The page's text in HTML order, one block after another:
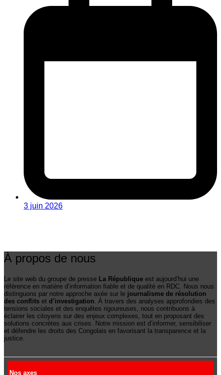
3 juin 2026
À propos de nous
Le site web du groupe de presse La République est aujourd’hui une
référence en matière d’information fiable et de qualité en RDC. Nous nous
distinguons par notre approche axée sur le journalisme de résolution
des conflits et d’investigation . À travers des analyses approfondies des
tensions sociales et des enquêtes rigoureuses, nous contribuons à
éclairer les citoyens sur des enjeux complexes, tout en proposant des
solutions concrètes aux crises. Notre mission est d’informer, sensibiliser
et défendre les droits des Congolais en favorisant la transparence et la
justice.
Nos axes